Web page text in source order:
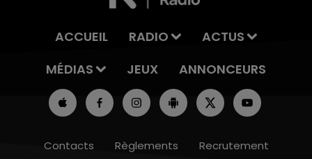
ACCUEIL RADIO
ACTUS
MÉDIAS
JEUX ANNONCEURS
Contacts Règlements Recrutement